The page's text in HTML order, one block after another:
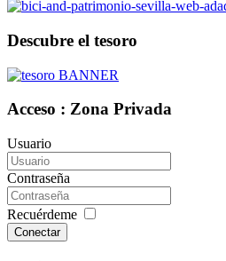
Descubre el tesoro
Acceso : Zona Privada
Usuario
Contraseña
Recuérdeme
Conectar